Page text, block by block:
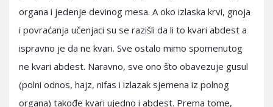
organa i jedenje devinog mesa. A oko izlaska krvi, gnoja
i povraćanja učenjaci su se razišli da li to kvari abdest a
ispravno je da ne kvari. Sve ostalo mimo spomenutog
ne kvari abdest. Naravno, sve ono što obavezuje gusul
(polni odnos, hajz, nifas i izlazak sjemena iz polnog
organa) takođe kvari ujedno i abdest. Prema tome,